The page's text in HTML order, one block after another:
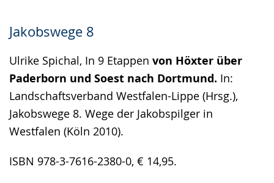
Jakobswege 8
Ulrike Spichal, In 9 Etappen von Höxter über
Paderborn und Soest nach Dortmund. In:
Landschaftsverband Westfalen-Lippe (Hrsg.),
Jakobswege 8. Wege der Jakobspilger in
Westfalen (Köln 2010).
ISBN 978-3-7616-2380-0, € 14,95.